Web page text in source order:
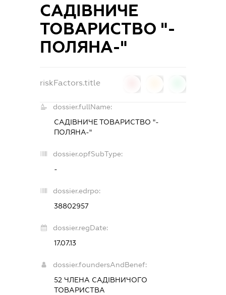
САДІВНИЧЕ
ТОВАРИСТВО "-
ПОЛЯНА-"
riskFactors.title
dossier.fullName:
САДІВНИЧЕ ТОВАРИСТВО "-
ПОЛЯНА-"
dossier.opfSubType:
-
dossier.edrpo:
38802957
dossier.regDate:
17.07.13
dossier.foundersAndBenef:
52 ЧЛЕНА САДІВНИЧОГО
ТОВАРИСТВА